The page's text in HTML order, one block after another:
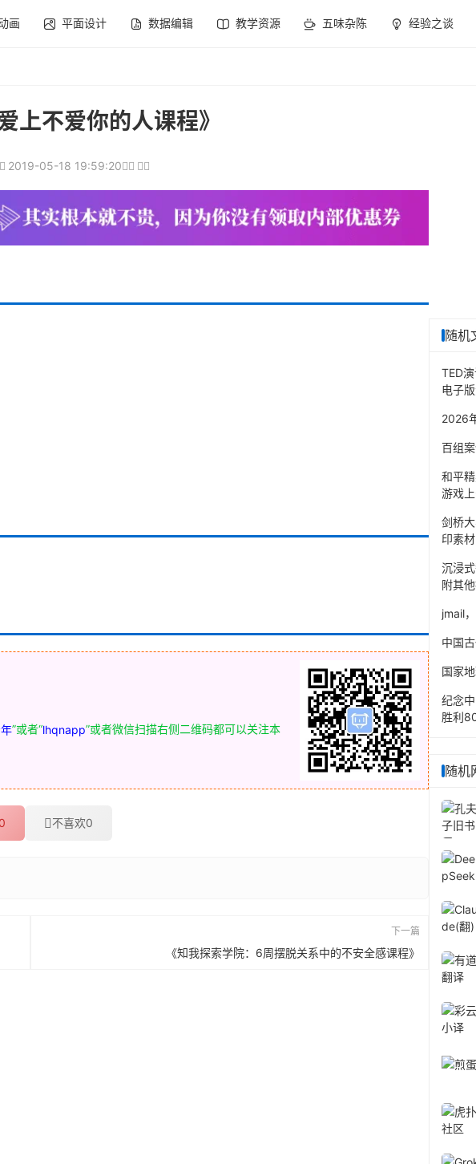
画 平面设计 数据编辑 教学资源 五味杂陈 经验之谈
上不爱你的人课程》
2019-05-18 19:59:20
”或者“lhqnapp”或者微信扫描右侧二维码都可以关注本
0 不喜欢0
下一篇
《知我探索学院：6周摆脱关系中的不安全感课程》
随机
TED
电子
2026
百组
和平
游戏
剑桥
印素材
沉浸
附其
jmail
中国
国家
纪念
胜利
随机